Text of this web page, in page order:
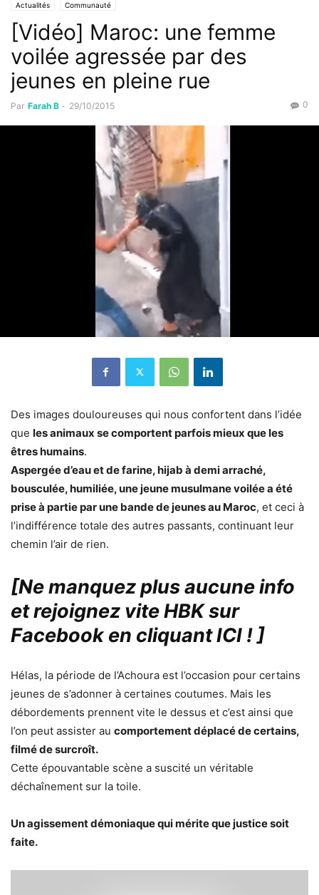
Actualités Communauté
[Vidéo] Maroc: une femme
voilée agressée par des
jeunes en pleine rue
Par Farah B - 29/10/2015 0
Des images douloureuses qui nous confortent dans l’idée
que les animaux se comportent parfois mieux que les
êtres humains.
Aspergée d’eau et de farine, hijab à demi arraché,
bousculée, humiliée, une jeune musulmane voilée a été
prise à partie par une bande de jeunes au Maroc, et ceci à
l’indifférence totale des autres passants, continuant leur
chemin l’air de rien.
[Ne manquez plus aucune info
et rejoignez vite HBK sur
Facebook en cliquant ICI !]
Hélas, la période de l’Achoura est l’occasion pour certains
jeunes de s’adonner à certaines coutumes. Mais les
débordements prennent vite le dessus et c’est ainsi que
l’on peut assister au comportement déplacé de certains,
filmé de surcroît.
Cette épouvantable scène a suscité un véritable
déchaînement sur la toile.
Un agissement démoniaque qui mérite que justice soit
faite.